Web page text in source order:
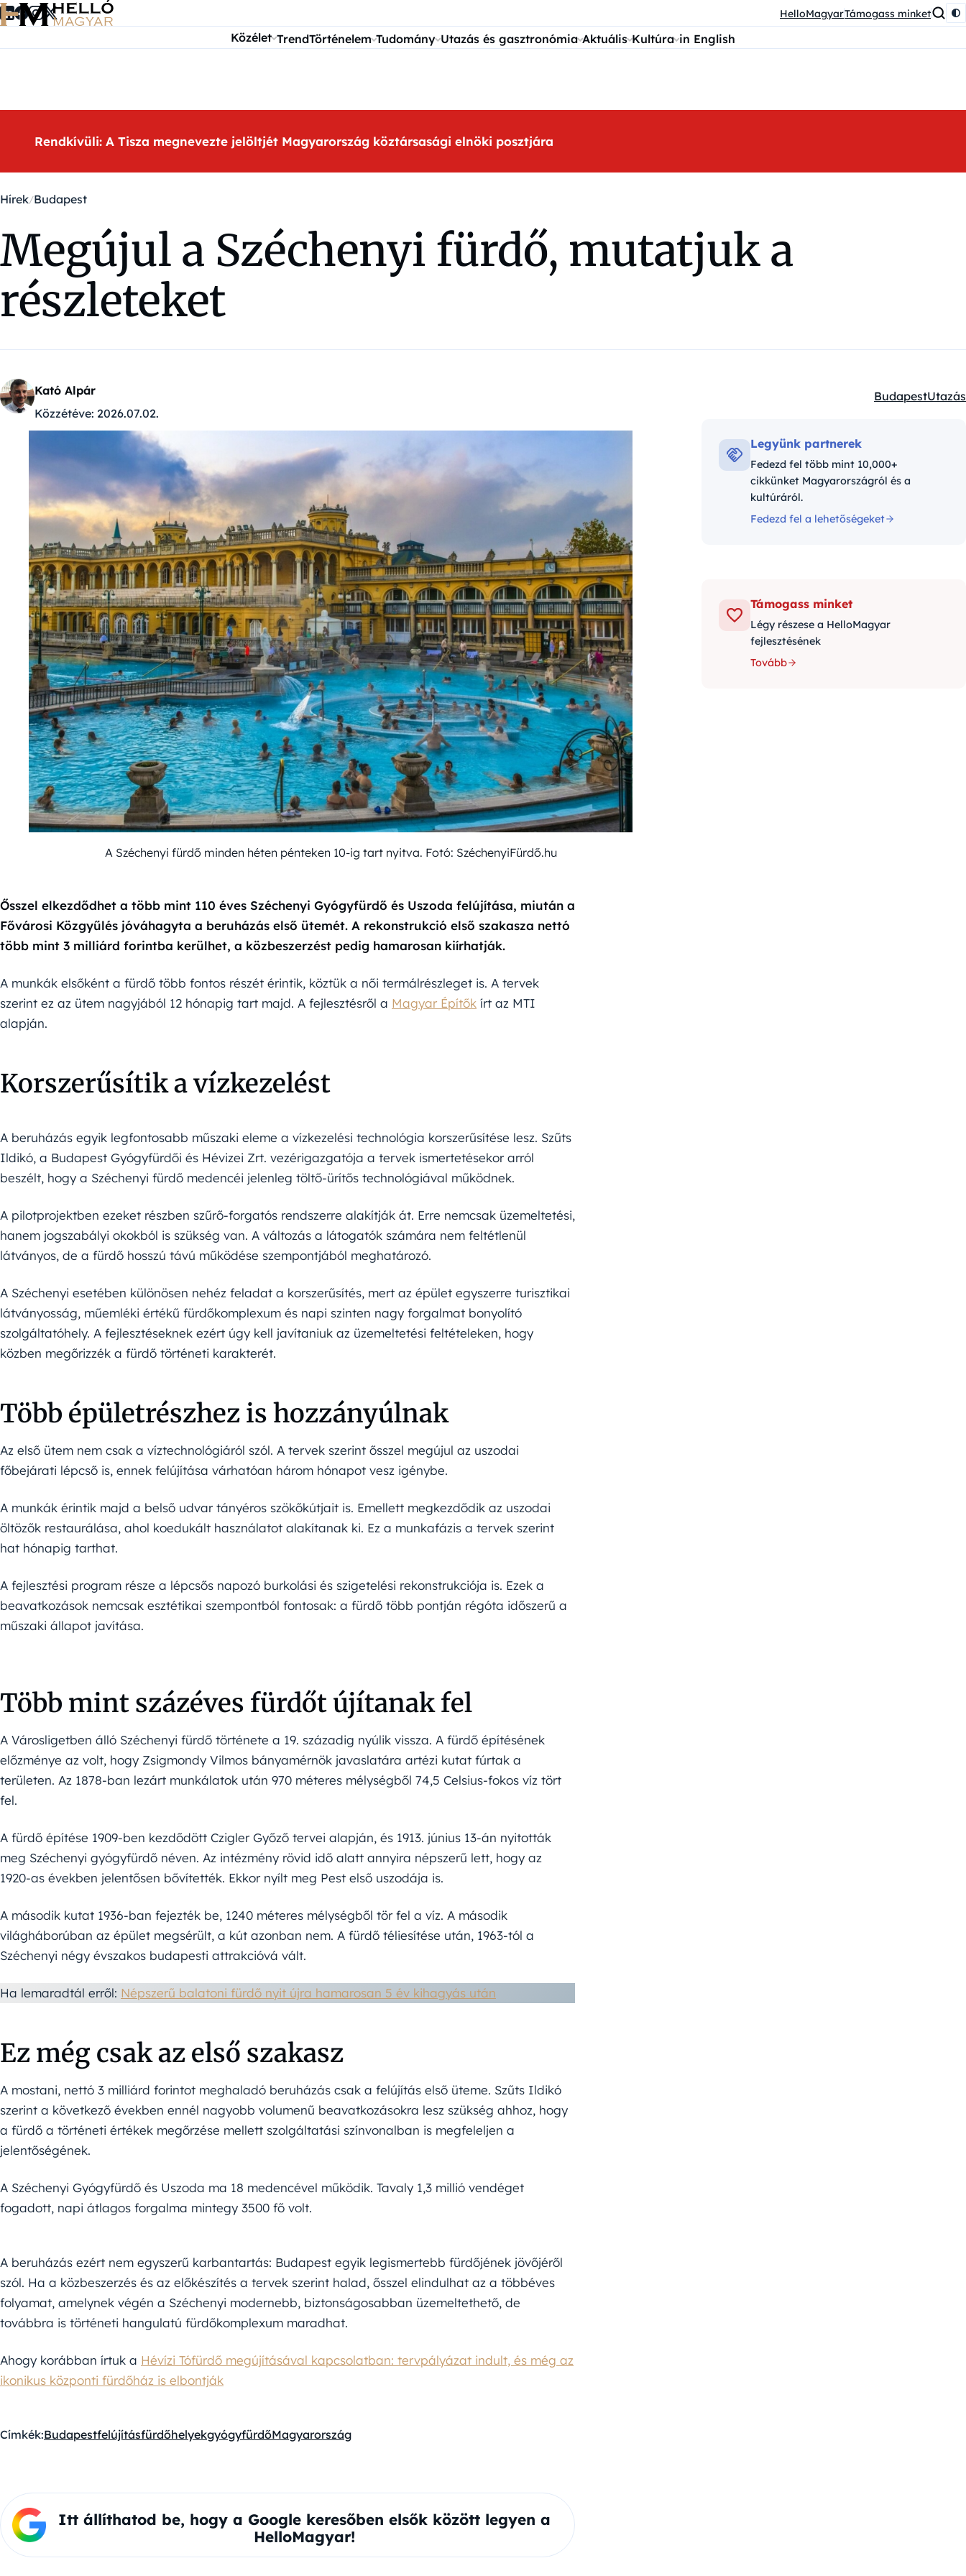
Ugrás a tartalomra HelloMagyarTámogass minket
Közélet TrendTörténelem Tudomány Utazás és gasztronómia Aktuális Kultúra in English
Rendkívüli: A Tisza megnevezte jelöltjét Magyarország köztársasági elnöki posztjára
Hírek Budapest
Megújul a Széchenyi fürdő, mutatjuk a
részleteket
Kató Alpár
Közzétéve: 2026.07.02.
Kategóriák:
BudapestUtazás
A Széchenyi fürdő minden héten pénteken 10-ig tart nyitva. Fotó: SzéchenyiFürdő.hu
Ősszel elkezdődhet a több mint 110 éves Széchenyi Gyógyfürdő és Uszoda felújítása, miután a
Fővárosi Közgyűlés jóváhagyta a beruházás első ütemét. A rekonstrukció első szakasza nettó
több mint 3 milliárd forintba kerülhet, a közbeszerzést pedig hamarosan kiírhatják.
A munkák elsőként a fürdő több fontos részét érintik, köztük a női termálrészleget is. A tervek
szerint ez az ütem nagyjából 12 hónapig tart majd. A fejlesztésről a Magyar Építők írt az MTI
alapján.
Korszerűsítik a vízkezelést
A beruházás egyik legfontosabb műszaki eleme a vízkezelési technológia korszerűsítése lesz. Szűts
Ildikó, a Budapest Gyógyfürdői és Hévizei Zrt. vezérigazgatója a tervek ismertetésekor arról
beszélt, hogy a Széchenyi fürdő medencéi jelenleg töltő-ürítős technológiával működnek.
A pilotprojektben ezeket részben szűrő-forgatós rendszerre alakítják át. Erre nemcsak üzemeltetési,
hanem jogszabályi okokból is szükség van. A változás a látogatók számára nem feltétlenül
látványos, de a fürdő hosszú távú működése szempontjából meghatározó.
A Széchenyi esetében különösen nehéz feladat a korszerűsítés, mert az épület egyszerre turisztikai
látványosság, műemléki értékű fürdőkomplexum és napi szinten nagy forgalmat bonyolító
szolgáltatóhely. A fejlesztéseknek ezért úgy kell javítaniuk az üzemeltetési feltételeken, hogy
közben megőrizzék a fürdő történeti karakterét.
Több épületrészhez is hozzányúlnak
Az első ütem nem csak a víztechnológiáról szól. A tervek szerint ősszel megújul az uszodai
főbejárati lépcső is, ennek felújítása várhatóan három hónapot vesz igénybe.
A munkák érintik majd a belső udvar tányéros szökőkútjait is. Emellett megkezdődik az uszodai
öltözők restaurálása, ahol koedukált használatot alakítanak ki. Ez a munkafázis a tervek szerint
hat hónapig tarthat.
A fejlesztési program része a lépcsős napozó burkolási és szigetelési rekonstrukciója is. Ezek a
beavatkozások nemcsak esztétikai szempontból fontosak: a fürdő több pontján régóta időszerű a
műszaki állapot javítása.
Több mint százéves fürdőt újítanak fel
A Városligetben álló Széchenyi fürdő története a 19. századig nyúlik vissza. A fürdő építésének
előzménye az volt, hogy Zsigmondy Vilmos bányamérnök javaslatára artézi kutat fúrtak a
területen. Az 1878-ban lezárt munkálatok után 970 méteres mélységből 74,5 Celsius-fokos víz tört
fel.
A fürdő építése 1909-ben kezdődött Czigler Győző tervei alapján, és 1913. június 13-án nyitották
meg Széchenyi gyógyfürdő néven. Az intézmény rövid idő alatt annyira népszerű lett, hogy az
1920-as években jelentősen bővítették. Ekkor nyílt meg Pest első uszodája is.
A második kutat 1936-ban fejezték be, 1240 méteres mélységből tör fel a víz. A második
világháborúban az épület megsérült, a kút azonban nem. A fürdő téliesítése után, 1963-tól a
Széchenyi négy évszakos budapesti attrakcióvá vált.
Ha lemaradtál erről: Népszerű balatoni fürdő nyit újra hamarosan 5 év kihagyás után
Ez még csak az első szakasz
A mostani, nettó 3 milliárd forintot meghaladó beruházás csak a felújítás első üteme. Szűts Ildikó
szerint a következő években ennél nagyobb volumenű beavatkozásokra lesz szükség ahhoz, hogy
a fürdő a történeti értékek megőrzése mellett szolgáltatási színvonalban is megfeleljen a
jelentőségének.
A Széchenyi Gyógyfürdő és Uszoda ma 18 medencével működik. Tavaly 1,3 millió vendéget
fogadott, napi átlagos forgalma mintegy 3500 fő volt.
A beruházás ezért nem egyszerű karbantartás: Budapest egyik legismertebb fürdőjének jövőjéről
szól. Ha a közbeszerzés és az előkészítés a tervek szerint halad, ősszel elindulhat az a többéves
folyamat, amelynek végén a Széchenyi modernebb, biztonságosabban üzemeltethető, de
továbbra is történeti hangulatú fürdőkomplexum maradhat.
Ahogy korábban írtuk a Hévízi Tófürdő megújításával kapcsolatban: tervpályázat indult, és még az
ikonikus központi fürdőház is elbontják
Címkék:BudapestfelújításfürdőhelyekgyógyfürdőMagyarország
Itt állíthatod be, hogy a Google keresőben elsők között legyen a
HelloMagyar!
Legyünk partnerek
Fedezd fel több mint 10,000+
cikkünket Magyarországról és a
kultúráról.
Fedezd fel a lehetőségeket
Támogass minket
Légy részese a HelloMagyar
fejlesztésének
Tovább